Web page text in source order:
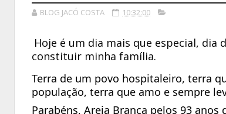
BLOG JACÓ COSTA 10:32:00
Hoje é um dia mais que especial,
constituir minha família.
Terra de um povo hospitaleiro, terra
população, terra que amo e sempre
Parabéns, Areia Branca pelos 93 anos